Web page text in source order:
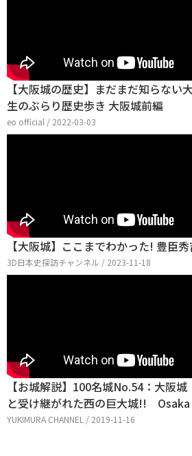
【大阪城の歴史】まだまだ知らない
生のぶらり歴史歩き 大阪城前編
eo official / 2022-03-03
【大阪城】ここまでわかった! 豊臣
3D日本史探訪チャンネル / 2023-11-18
【お城解説】100名城No.54：大阪
と受け継がれた西の巨大城!!
YUKIMURA CHANNEL / 2019-11-16